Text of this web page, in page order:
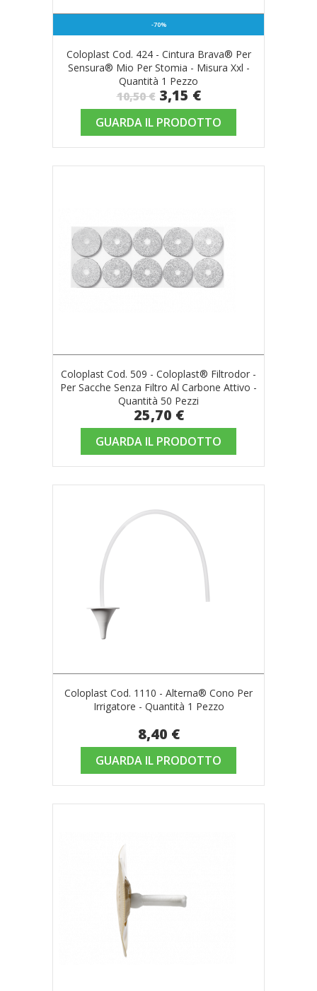
-70%
Coloplast Cod. 424 - Cintura Brava® Per
Sensura® Mio Per Stomia - Misura Xxl -
Quantità 1 Pezzo
10,50 € 3,15 €
GUARDA IL PRODOTTO
Coloplast Cod. 509 - Coloplast® Filtrodor -
Per Sacche Senza Filtro Al Carbone Attivo -
Quantità 50 Pezzi
25,70 €
GUARDA IL PRODOTTO
Coloplast Cod. 1110 - Alterna® Cono Per
Irrigatore - Quantità 1 Pezzo
8,40 €
GUARDA IL PRODOTTO